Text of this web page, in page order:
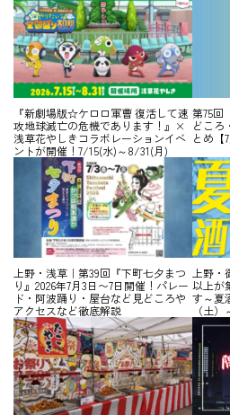
『新劇場版☆ケロロ軍曹 復活して速
攻地球滅亡の危機であります！』×
浅草花やしきコラボレーションイベ
ントが開催！7/15(水)～8/31(月)
第75回
どころ
とめ【
上野・浅草｜第39回『下町七夕まつ
り』2026年7月3日〜7日開催！パレー
ド・阿波踊り・屋台など見どころや
アクセスなど徹底解説
上野・
以上が
す～夏
（土